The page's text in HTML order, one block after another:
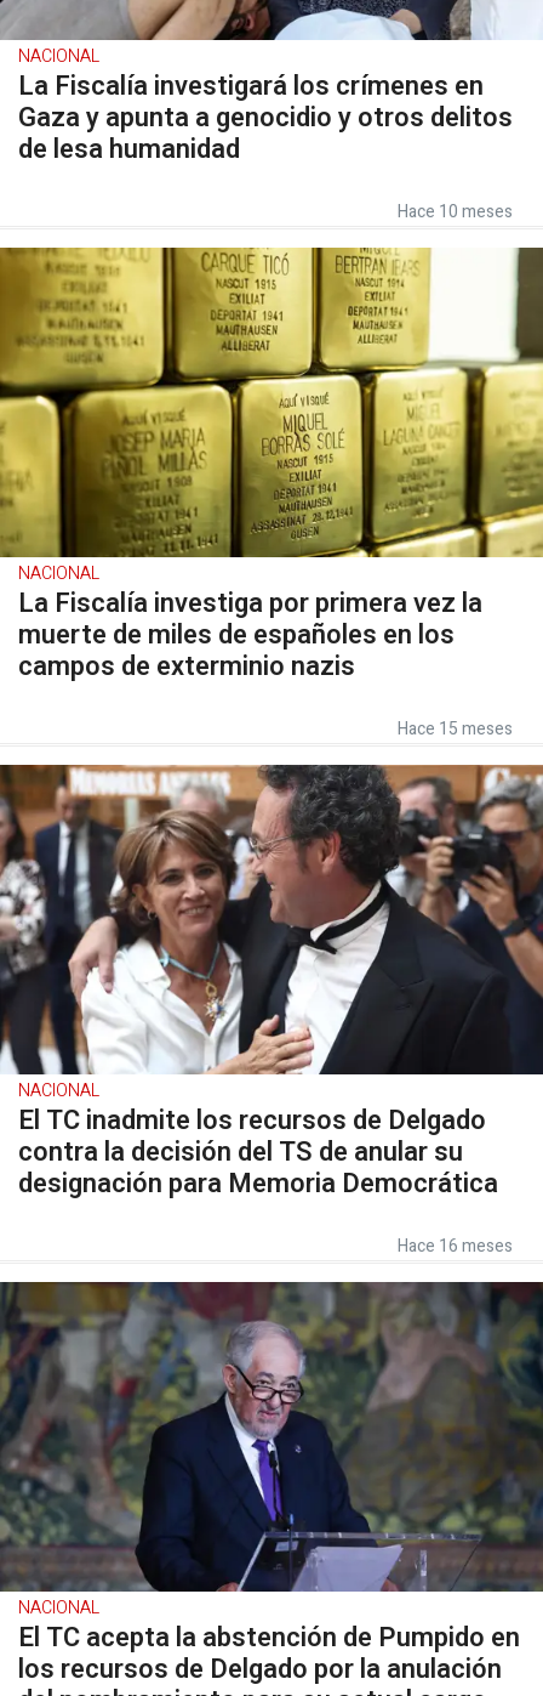
NACIONAL
La Fiscalía investigará los crímenes en
Gaza y apunta a genocidio y otros delitos
de lesa humanidad
Hace 10 meses
NACIONAL
La Fiscalía investiga por primera vez la
muerte de miles de españoles en los
campos de exterminio nazis
Hace 15 meses
NACIONAL
El TC inadmite los recursos de Delgado
contra la decisión del TS de anular su
designación para Memoria Democrática
Hace 16 meses
NACIONAL
El TC acepta la abstención de Pumpido en
los recursos de Delgado por la anulación